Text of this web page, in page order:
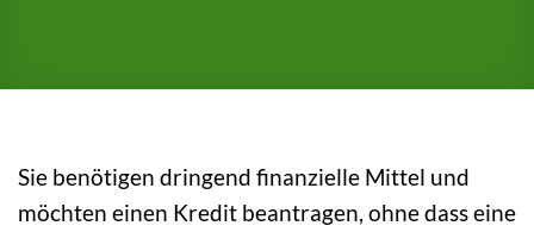
Sie benötigen dringend finanzielle Mittel und
möchten einen Kredit beantragen, ohne dass eine